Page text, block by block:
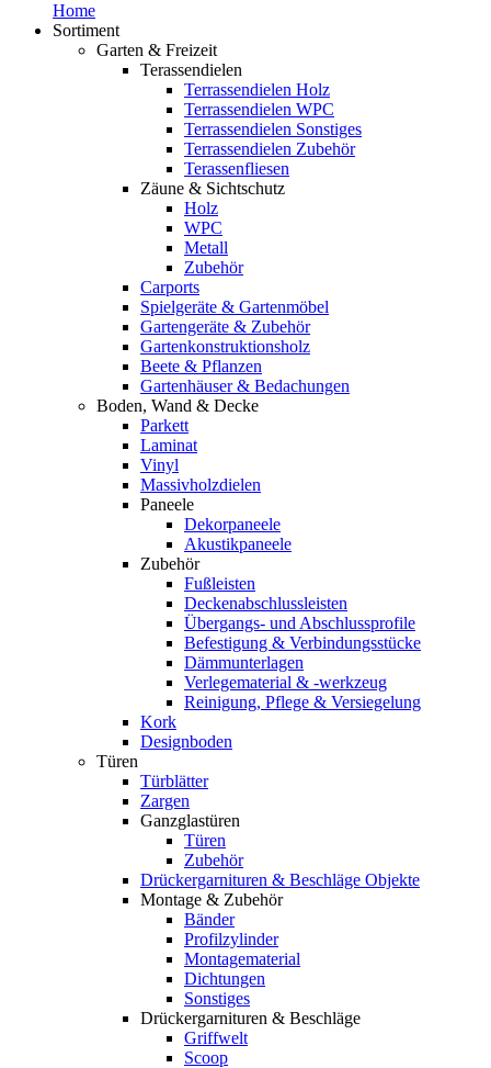
Home
Sortiment
Garten & Freizeit
Terassendielen
Terrassendielen Holz
Terrassendielen WPC
Terrassendielen Sonstiges
Terrassendielen Zubehör
Terassenfliesen
Zäune & Sichtschutz
Holz
WPC
Metall
Zubehör
Carports
Spielgeräte & Gartenmöbel
Gartengeräte & Zubehör
Gartenkonstruktionsholz
Beete & Pflanzen
Gartenhäuser & Bedachungen
Boden, Wand & Decke
Parkett
Laminat
Vinyl
Massivholzdielen
Paneele
Dekorpaneele
Akustikpaneele
Zubehör
Fußleisten
Deckenabschlussleisten
Übergangs- und Abschlussprofile
Befestigung & Verbindungsstücke
Dämmunterlagen
Verlegematerial & -werkzeug
Reinigung, Pflege & Versiegelung
Kork
Designboden
Türen
Türblätter
Zargen
Ganzglastüren
Türen
Zubehör
Drückergarnituren & Beschläge Objekte
Montage & Zubehör
Bänder
Profilzylinder
Montagematerial
Dichtungen
Sonstiges
Drückergarnituren & Beschläge
Griffwelt
Scoop